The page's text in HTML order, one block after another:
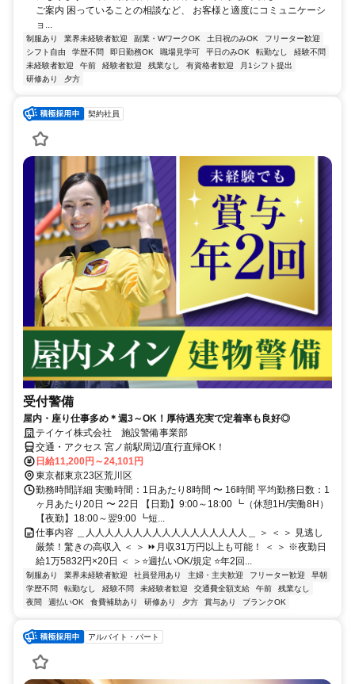
ご案内 困っていることの相談など、 お客様と適度にコミュニケーシ
ョ...
制服あり 業界未経験者歓迎 副業・WワークOK 土日祝のみOK
フリーター歓迎
シフト自由
学歴不問 即日勤務OK 職場見学可 平日のみOK 転勤なし
経験不問
未経験者歓迎
午前 経験者歓迎 残業なし 有資格者歓迎
月1シフト提出
研修あり
夕方
契約社員
受付警備
屋内・座り仕事多め＊週3～OK！厚待遇充実で定着率も良好◎
テイケイ株式会社 施設警備事業部
交通・アクセス 宮ノ前駅周辺/直行直帰OK！
日給11,200円～24,101円
東京都東京23区荒川区
勤務時間詳細 実働時間：1日あたり8時間 〜 16時間 平均勤務日数：1
ヶ月あたり20日 〜 22日 【日勤】9:00～18:00 ┗（休憩1H/実働8H）
【夜勤】18:00～翌9:00 ┗短...
仕事内容 ＿人人人人人人人人人人人人人人人人人＿ ＞ ＜ ＞ 見逃し
厳禁！驚きの高収入 ＜ ＞ ⏩月収31万円以上も可能！ ＜ ＞ ※夜勤日
給1万5832円×20日 ＜ ＞⭐週払いOK/規定 ⭐年2回...
制服あり 業界未経験者歓迎 社員登用あり 主婦・主夫歓迎 フリーター歓迎
早朝
学歴不問
転勤なし 経験不問 未経験者歓迎 交通費全額支給 午前
残業なし
夜間
週払いOK 食費補助あり 研修あり 夕方 賞与あり ブランクOK
アルバイト・パート